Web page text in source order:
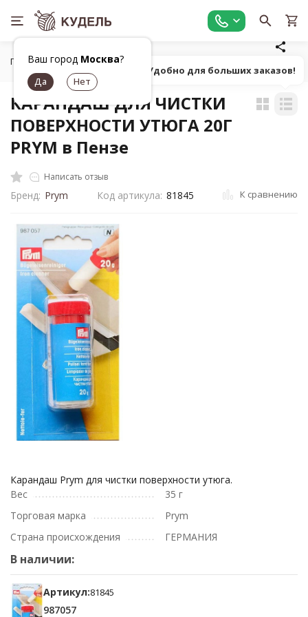
Ваш город Москва?
Главная Универсальные товары для рукоделия
КАРАНДАШ ДЛЯ ЧИСТКИ
ПОВЕРХНОСТИ УТЮГА 20Г
PRYM в Пензе
Написать отзыв
Бренд: Prym Код артикула: 81845 К сравнению
Карандаш Prym для чистки поверхности утюга.
Вес
35 г
Торговая марка
Prym
Страна происхождения
ГЕРМАНИЯ
В наличии:
Артикул:81845
987057
Попробуй! Удобно для больших заказов!